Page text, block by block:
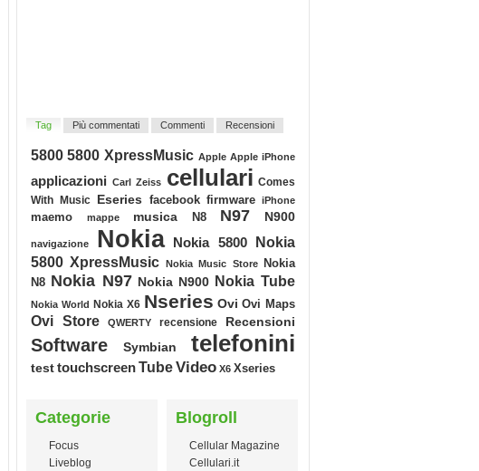
Tag Più commentati Commenti Recensioni
5800 5800 XpressMusic Apple Apple iPhone
applicazioni Carl Zeiss cellulari Comes
With Music
Eseries facebook firmware iPhone
maemo mappe musica N8 N97 N900
navigazione Nokia Nokia 5800 Nokia
5800 XpressMusic Nokia Music Store
Nokia
N8 Nokia N97 Nokia N900 Nokia Tube
Nokia World Nokia X6 Nseries Ovi Ovi Maps
Ovi Store QWERTY recensione Recensioni
Software Symbian telefonini
testtouchscreenTubeVideo X6 Xseries
Categorie
Focus
Liveblog
Blogroll
Cellular Magazine
Cellulari.it